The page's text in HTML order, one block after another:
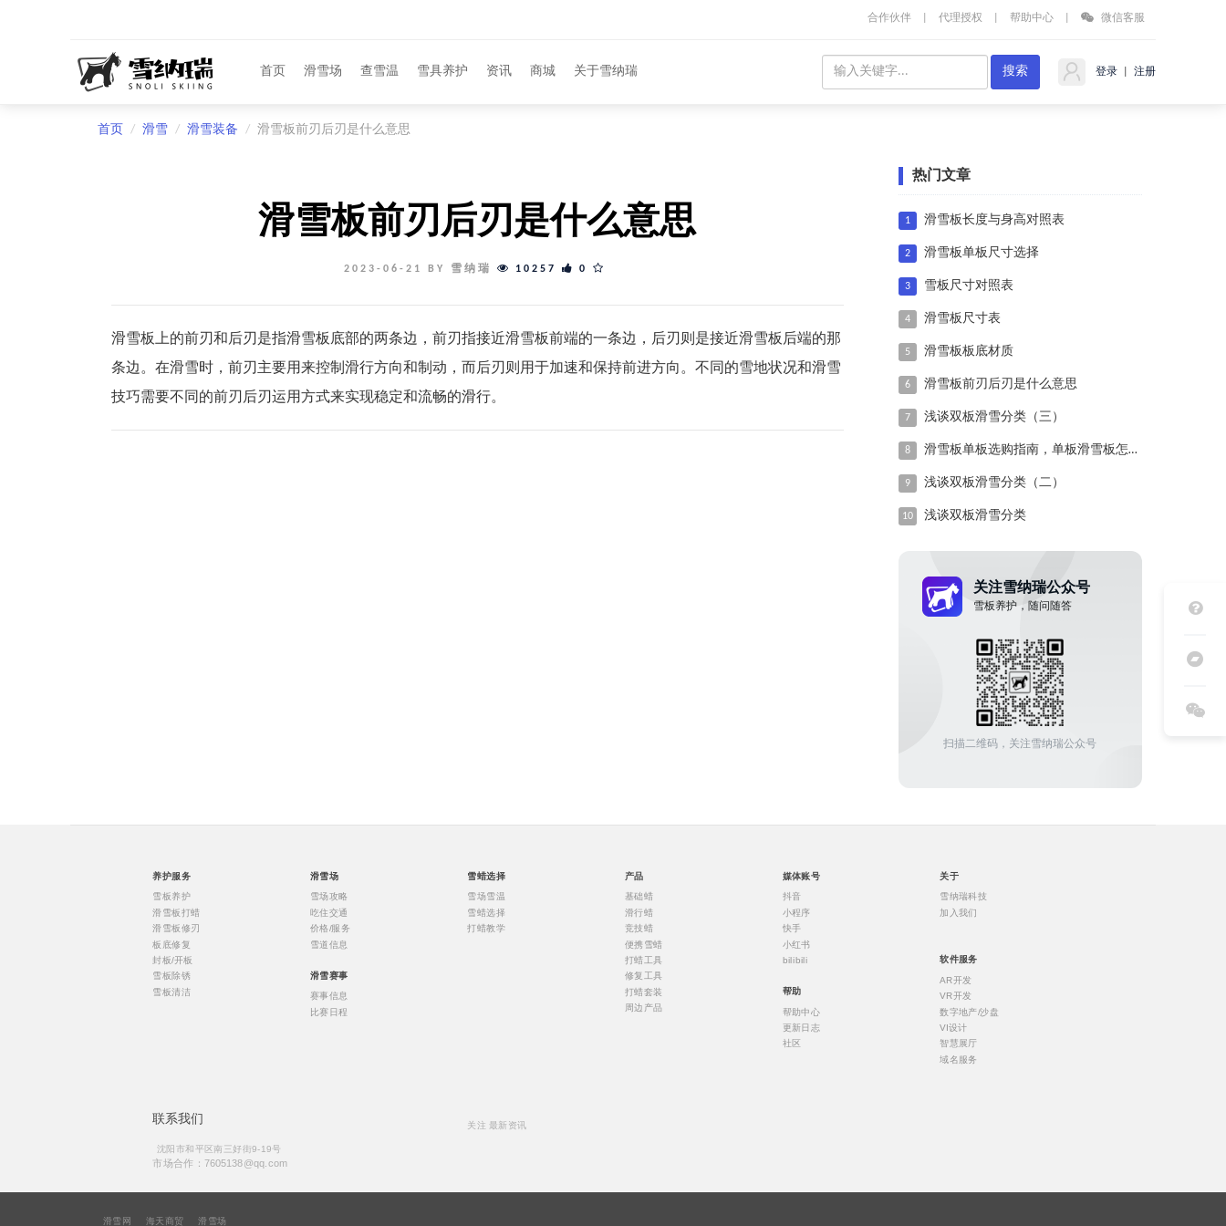
合作伙伴 代理授权 帮助中心 微信客服
首页 滑雪场 查雪温 雪具养护 资讯 商城 关于雪纳瑞 登录 注册
首页 滑雪 滑雪装备 滑雪板前刃后刃是什么意思
滑雪板前刃后刃是什么意思
2023-06-21 BY 雪纳瑞 10257 0
滑雪板上的前刃和后刃是指滑雪板底部的两条边，前刃指接近滑雪板前端的一条边，后刃则是接近滑雪板后端的那
条边。在滑雪时，前刃主要用来控制滑行方向和制动，而后刃则用于加速和保持前进方向。不同的雪地状况和滑雪
技巧需要不同的前刃后刃运用方式来实现稳定和流畅的滑行。
热门文章
1 滑雪板长度与身高对照表
2 滑雪板单板尺寸选择
3 雪板尺寸对照表
4 滑雪板尺寸表
5 滑雪板板底材质
6 滑雪板前刃后刃是什么意思
7 浅谈双板滑雪分类（三）
8 滑雪板单板选购指南，单板滑雪板怎么选？（四）单板的硬度，弹性，兼容性怎样选择
9 浅谈双板滑雪分类（二）
10 浅谈双板滑雪分类
关注雪纳瑞公众号
雪板养护，随问随答
扫描二维码，关注雪纳瑞公众号
养护服务
雪板养护
滑雪板打蜡
滑雪板修刃
板底修复
封板/开板
雪板除锈
雪板清洁
滑雪场
雪场攻略
吃住交通
价格/服务
雪道信息
滑雪赛事
赛事信息
比赛日程
雪蜡选择
雪场雪温
雪蜡选择
打蜡教学
产品
基础蜡
滑行蜡
竞技蜡
便携雪蜡
打蜡工具
修复工具
打蜡套装
周边产品
媒体账号
抖音
小程序
快手
小红书
bilibili
帮助
帮助中心
更新日志
社区
关于
雪纳瑞科技
加入我们
软件服务
AR开发
VR开发
数字地产/沙盘
VI设计
智慧展厅
域名服务
联系我们
沈阳市和平区南三好街9-19号
市场合作：7605138@qq.com
关注 最新资讯
滑雪网 海天商贸 滑雪场